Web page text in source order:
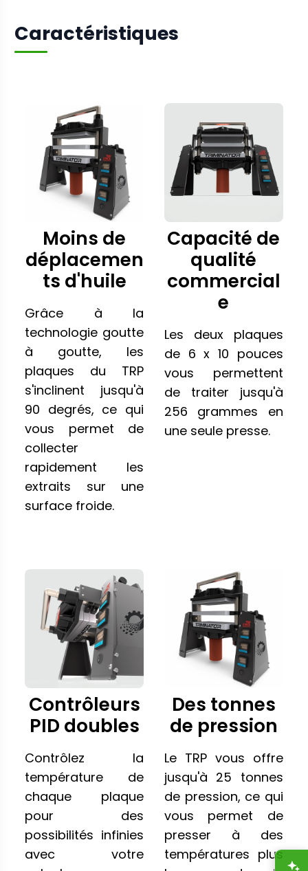
Caractéristiques
Moins de
déplacemen
ts d'huile
Grâce à la
technologie goutte
à goutte, les
plaques du TRP
s'inclinent jusqu'à
90 degrés, ce qui
vous permet de
collecter
rapidement les
extraits sur une
surface froide.
Capacité de
qualité
commercial
e
Les deux plaques
de 6 x 10 pouces
vous permettent
de traiter jusqu'à
256 grammes en
une seule presse.
Contrôleurs
PID doubles
Contrôlez la
température de
chaque plaque
pour des
possibilités infinies
avec votre
Des tonnes
de pression
Le TRP vous offre
jusqu'à 25 tonnes
de pression, ce qui
vous permet de
presser à des
températures plus